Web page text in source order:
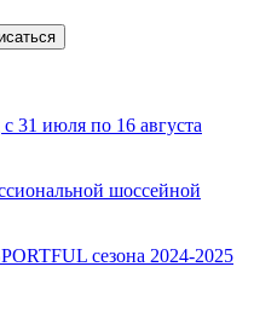
31 июля по 16 августа
шоссейной
сезона 2024-2025